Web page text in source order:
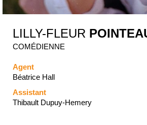
LILLY-FLEUR
COMÉDIENNE
Agent
Béatrice Hall
Assistant
Thibault Dupuy-Hemery